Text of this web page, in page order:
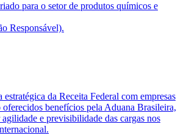
para o setor de produtos químicos e
Responsável).
estratégica da Receita Federal com empresas
oferecidos benefícios pela Aduana Brasileira,
e previsibilidade das cargas nos